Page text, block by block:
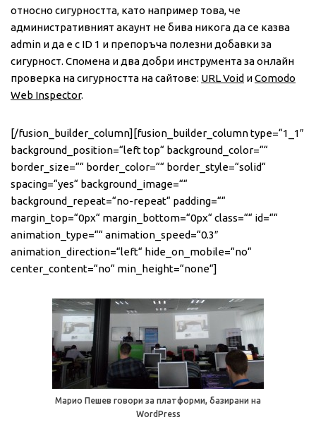
относно сигурността, като например това, че
административният акаунт не бива никога да се казва
admin и да е с ID 1 и препоръча полезни добавки за
сигурност. Спомена и два добри инструмента за онлайн
проверка на сигурността на сайтове: URL Void иComodo
Web Inspector.
[/fusion_builder_column][fusion_builder_column type=“1_1″
background_position=“left top“ background_color=““
border_size=““ border_color=““ border_style=“solid“
spacing=“yes“ background_image=““
background_repeat=“no-repeat“ padding=““
margin_top=“0px“ margin_bottom=“0px“ class=““ id=““
animation_type=““ animation_speed=“0.3″
animation_direction=“left“ hide_on_mobile=“no“
center_content=“no“ min_height=“none“]
Марио Пешев говори за платформи, базирани на
WordPress